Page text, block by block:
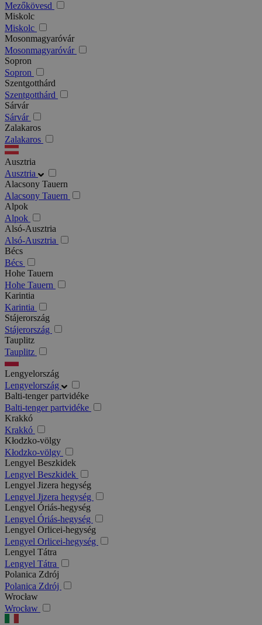
Mezőkövesd
Miskolc
Miskolc
Mosonmagyaróvár
Mosonmagyaróvár
Sopron
Sopron
Szentgotthárd
Szentgotthárd
Sárvár
Sárvár
Zalakaros
Zalakaros
Ausztria
Ausztria
Alacsony Tauern
Alacsony Tauern
Alpok
Alpok
Alsó-Ausztria
Alsó-Ausztria
Bécs
Bécs
Hohe Tauern
Hohe Tauern
Karintia
Karintia
Stájerország
Stájerország
Tauplitz
Tauplitz
Lengyelország
Lengyelország
Balti-tenger partvidéke
Balti-tenger partvidéke
Krakkó
Krakkó
Kłodzko-völgy
Kłodzko-völgy
Lengyel Beszkidek
Lengyel Beszkidek
Lengyel Jizera hegység
Lengyel Jizera hegység
Lengyel Óriás-hegység
Lengyel Óriás-hegység
Lengyel Orlicei-hegység
Lengyel Orlicei-hegység
Lengyel Tátra
Lengyel Tátra
Polanica Zdrój
Polanica Zdrój
Wrocław
Wrocław